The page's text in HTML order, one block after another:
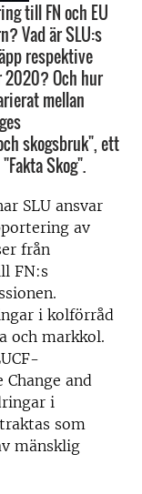
till FN och EU
Vad är SLU:s
respektive
2020? Och hur
mellan
skogsbruk", ett
Skog".
SLU ansvar
av
från
FN:s
i kolförråd
och markkol.
Change and
i
som
mänsklig